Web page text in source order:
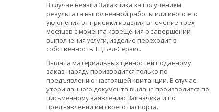
В случае неявки Заказчика за получением
результата выполненной работы или иного его
уклонения от приемки изделия в течение трёх
месяцев с момента извещения о завершении
выполнения услуги, изделие переходит в
собственность ТЦ Бел-Сервис.
Выдача материальных ценностей поданному
заказ-наряду производится только по
предъявлению настоящей квитанции. В случае
утери данного документа выдача производится по
письменному заявлению Заказчика и по
предъявлении им своего паспорта.